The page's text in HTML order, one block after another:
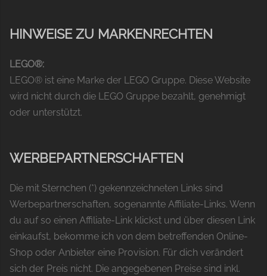
HINWEISE ZU MARKENRECHTEN
LEGO®:
LEGO® ist eine Marke der LEGO Gruppe. Diese Website
wird nicht durch die LEGO Gruppe bezahlt, genehmigt
oder unterstützt.
WERBEPARTNERSCHAFTEN
Die mit Sternchen (*) gekennzeichneten Links sind
Werbepartnerschaften, sogenannte Affiliate-Links. Wenn
du auf so einen Affiliate-Link klickst und über diesen Link
einkaufst, bekomme ich von dem betreffenden Online-
Shop oder Anbieter eine Provision. Für dich verändert
sich der Preis nicht. Die angegebenen Preise sind inkl.